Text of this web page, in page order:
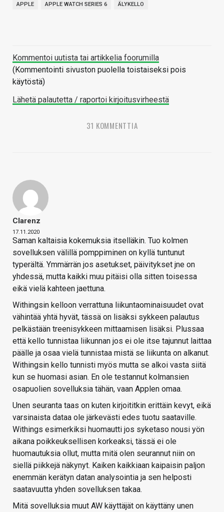
APPLE APPLE WATCH SERIES 6 ÄLYKELLO
Kommentoi uutista tai artikkelia foorumilla
(Kommentointi sivuston puolella toistaiseksi pois
käytöstä)
Lähetä palautetta / raportoi kirjoitusvirheestä
31 KOMMENTTIA
Clarenz
17.11.2020
Saman kaltaisia kokemuksia itselläkin. Tuo kolmen
sovelluksen välillä pomppiminen on kyllä tuntunut
typerältä. Ymmärrän jos asetukset, päivitykset jne on
yhdessä, mutta kaikki muu pitäisi olla sitten toisessa
eikä vielä kahteen jaettuna.
Withingsin kelloon verrattuna liikuntaominaisuudet ovat
vähintää yhtä hyvät, tässä on lisäksi sykkeen palautus
pelkästään treenisykkeen mittaamisen lisäksi. Plussaa
että kello tunnistaa liikunnan jos ei ole itse tajunnut laittaa
päälle ja osaa vielä tunnistaa mistä se liikunta on alkanut.
Withingsin kello tunnisti myös mutta se alkoi vasta siitä
kun se huomasi asian. En ole testannut kolmansien
osapuolien sovelluksia tähän, vaan Applen omaa.
Unen seuranta taas on kuten kirjoititkin erittäin kevyt, eikä
varsinaista dataa ole järkevästi edes tuotu saataville.
Withings esimerkiksi huomautti jos syketaso nousi yön
aikana poikkeuksellisen korkeaksi, tässä ei ole
huomautuksia ollut, mutta mitä olen seurannut niin on
siellä piikkejä näkynyt. Kaiken kaikkiaan kaipaisin paljon
enemmän kerätyn datan analysointia ja sen helposti
saatavuutta yhden sovelluksen takaa.
Mitä sovelluksia muut AW käyttäjät on käyttäny unen